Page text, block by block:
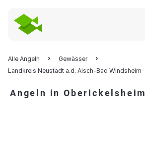
Alle Angeln
Gewässer
Landkreis Neustadt a.d. Aisch-Bad Windsheim
Angeln in Oberickelsheim